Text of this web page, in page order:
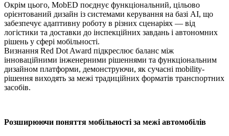
Окрім цього, MobED поєднує функціональний, цільово
орієнтований дизайн із системами керування на базі AI, що
забезпечує адаптивну роботу в різних сценаріях — від
логістики та доставки до інспекційних завдань і автономних
рішень у сфері мобільності.
Визнання Red Dot Award підкреслює баланс між
інноваційними інженерними рішеннями та функціональним
дизайном платформи, демонструючи, як сучасні mobility-
рішення виходять за межі традиційних форматів транспортних
засобів.
Розширюючи поняття мобільності за межі автомобілів